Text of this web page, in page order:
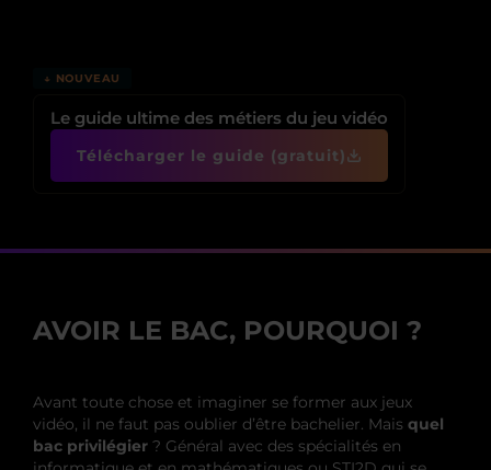
↓ NOUVEAU
Le guide ultime des métiers du jeu vidéo
Télécharger le guide (gratuit)
AVOIR LE BAC, POURQUOI ?
Avant toute chose et imaginer se former aux jeux
vidéo, il ne faut pas oublier d’être bachelier. Mais quel
bac privilégier ? Général avec des spécialités en